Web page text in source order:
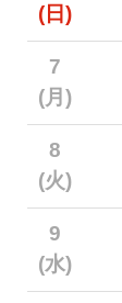
(日)
7
(月)
8
(火)
9
(水)